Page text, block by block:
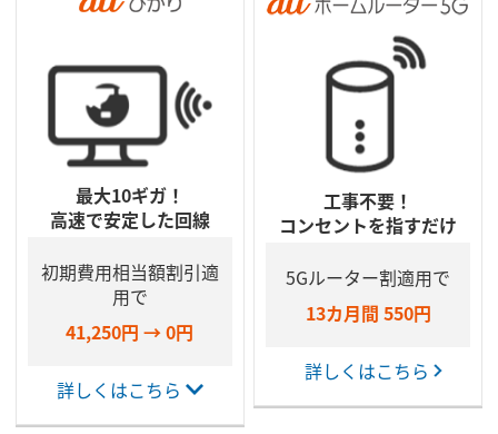
最大10ギガ！
高速で安定した回線
初期費用相当額割引適
用で
41,250円 → 0円
詳しくはこちら
工事不要！
コンセントを指すだけ
5Gルーター割適用で
13カ月間 550円
詳しくはこちら